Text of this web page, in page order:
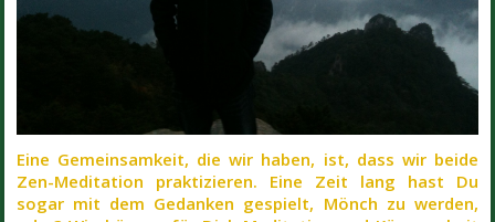
Eine Gemeinsamkeit, die wir haben, ist, dass wir beide
Zen-Meditation praktizieren. Eine Zeit lang hast Du
sogar mit dem Gedanken gespielt, Mönch zu werden,